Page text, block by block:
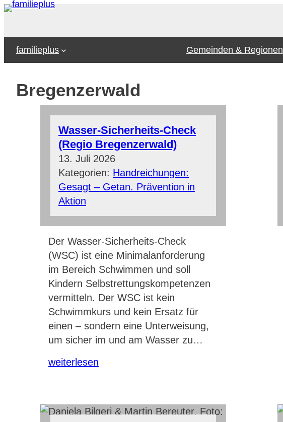
Zum
familieplus
Gemeinden & Regionen
Bregenzerwald
Wasser-Sicherheits-Check
(Regio Bregenzerwald)
13. Juli 2026
Kategorien: Handreichungen:
Gesagt – Getan. Prävention in
Aktion
Der Wasser-Sicherheits-Check
(WSC) ist eine Minimalanforderung
im Bereich Schwimmen und soll
Kindern Selbstrettungskompetenzen
vermitteln. Der WSC ist kein
Schwimmkurs und kein Ersatz für
einen – sondern eine Unterweisung,
um sicher im und am Wasser zu…
weiterlesen